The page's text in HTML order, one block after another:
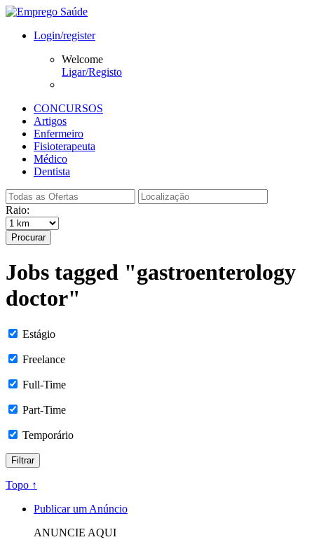
Login/register
Welcome
Ligar/Registo
CONCURSOS
Artigos
Enfermeiro
Fisioterapeuta
Médico
Dentista
Raio:
Procurar
Jobs tagged "gastroenterology
doctor"
Estágio
Freelance
Full-Time
Part-Time
Temporário
Topo ↑
Publicar um Anúncio
ANUNCIE AQUI